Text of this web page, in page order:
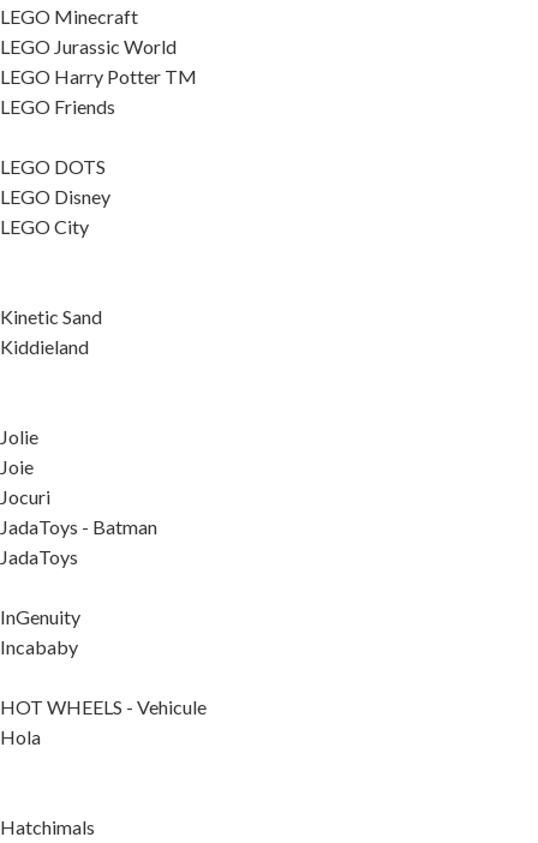
LEGO Minecraft
LEGO Jurassic World
LEGO Harry Potter TM
LEGO Friends
LEGO DOTS
LEGO Disney
LEGO City
Kinetic Sand
Kiddieland
Jolie
Joie
Jocuri
JadaToys - Batman
JadaToys
InGenuity
Incababy
HOT WHEELS - Vehicule
Hola
Hatchimals